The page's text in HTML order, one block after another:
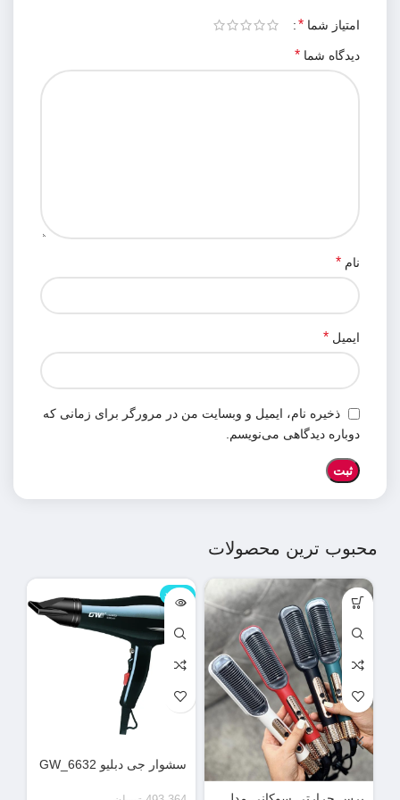
امتیاز شما *
دیدگاه شما *
نام *
ایمیل *
ذخیره نام، ایمیل و وبسایت من در مرورگر برای زمانی که
دوباره دیدگاهی می‌نویسم.
محبوب ترین محصولات
ناموجود
سشوار جی دبلیو GW_6632